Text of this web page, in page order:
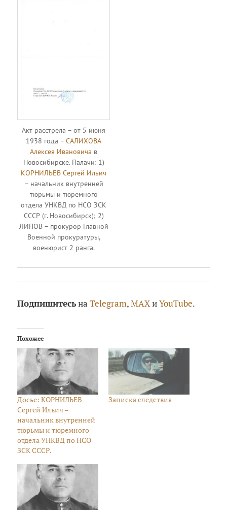
Акт расстрела – от 5 июня
1938 года –САЛИХОВА
Алексея Ивановича в
Новосибирске. Палачи: 1)
КОРНИЛЬЕВ Сергей Ильич
– начальник внутренней
тюрьмы и тюремного
отдела УНКВД по НСО ЗСК
СССР (г. Новосибирск); 2)
ЛИПОВ – прокурор Главной
Военной прокуратуры,
военюрист 2 ранга.
ПодпишитесьнаTelegram,MAXиYouTube.
Похожее
Досье: КОРНИЛЬЕВ
Сергей Ильич –
начальник внутренней
тюрьмы и тюремного
отдела УНКВД по НСО
ЗСК СССР.
Записка следствия